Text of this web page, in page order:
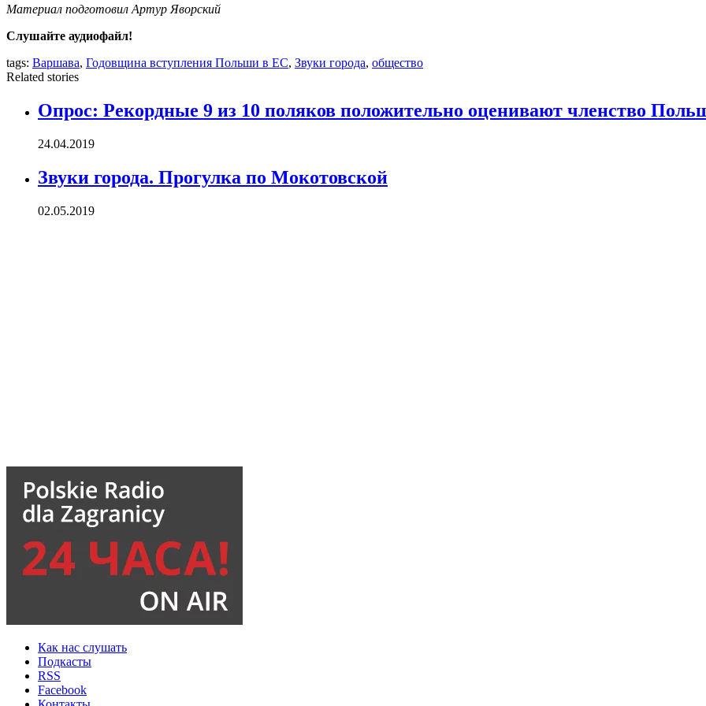
Материал подготовил Артур Яворский
Слушайте аудиофайл!
tags: Варшава, Годовщина вступления Польши в ЕС, Звуки города, общество
Related stories
Опрос: Рекордные 9 из 10 поляков положительно оценивают членство
24.04.2019
Звуки города. Прогулка по Мокотовской
02.05.2019
Как нас слушать
Подкасты
RSS
Facebook